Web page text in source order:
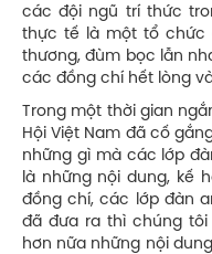
các đội ngũ trí thức
thực tế là một tổ chức
thương, đùm bọc lẫn
các đồng chí hết lòng
Trong một thời gian
Hội Việt Nam đã cố
những gì mà các lớp
là những nội dung, kế
đồng chí, các lớp đàn
đã đưa ra thì chúng
hơn nữa những nội